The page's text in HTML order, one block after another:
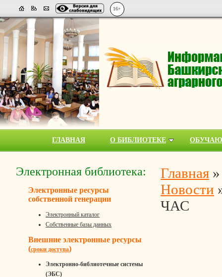
16+
ГЛАВНАЯ О БИБЛИОТЕКЕ
Электронная библиотека:
Электронные ресурсы
собственной генерации
Электронный каталог
Собственные базы данных
Внешние электронные ресурсы
(сроки доступа)
Электронно-библиотечные системы
(ЭБС)
Главная
Новости
ЧАС